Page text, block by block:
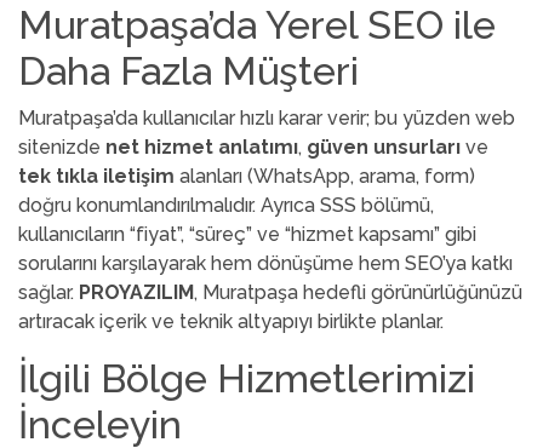
Muratpaşa’da Yerel SEO ile
Daha Fazla Müşteri
Muratpaşa’da kullanıcılar hızlı karar verir; bu yüzden web
sitenizde net hizmet anlatımı, güven unsurları ve
tek tıkla iletişim alanları (WhatsApp, arama, form)
doğru konumlandırılmalıdır. Ayrıca SSS bölümü,
kullanıcıların “fiyat”, “süreç” ve “hizmet kapsamı” gibi
sorularını karşılayarak hem dönüşüme hem SEO’ya katkı
sağlar. PROYAZILIM, Muratpaşa hedefli görünürlüğünüzü
artıracak içerik ve teknik altyapıyı birlikte planlar.
İlgili Bölge Hizmetlerimizi
İnceleyin